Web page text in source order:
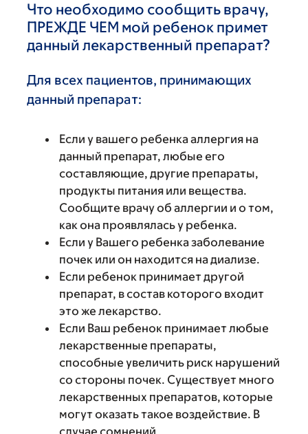
Что необходимо сообщить врачу,
ПРЕЖДЕ ЧЕМ мой ребенок примет
данный лекарственный препарат?
Для всех пациентов, принимающих
данный препарат:
Если у вашего ребенка аллергия на
данный препарат, любые его
составляющие, другие препараты,
продукты питания или вещества.
Сообщите врачу об аллергии и о том,
как она проявлялась у ребенка.
Если у Вашего ребенка заболевание
почек или он находится на диализе.
Если ребенок принимает другой
препарат, в состав которого входит
это же лекарство.
Если Ваш ребенок принимает любые
лекарственные препараты,
способные увеличить риск нарушений
со стороны почек. Существует много
лекарственных препаратов, которые
могут оказать такое воздействие. В
случае сомнений